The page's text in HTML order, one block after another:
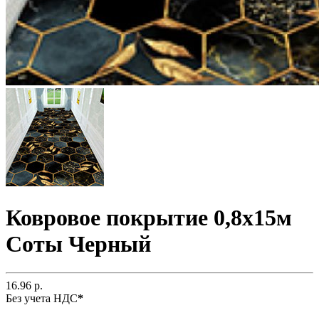
Ковровое покрытие 0,8х15м
Соты Черный
16.96 р.
Без учета НДС*